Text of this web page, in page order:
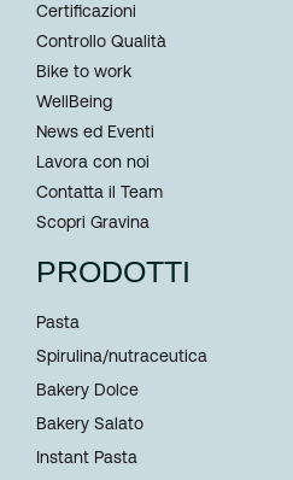
Certificazioni
Controllo Qualità
Bike to work
WellBeing
News ed Eventi
Lavora con noi
Contatta il Team
Scopri Gravina
PRODOTTI
Pasta
Spirulina/nutraceutica
Bakery Dolce
Bakery Salato
Instant Pasta